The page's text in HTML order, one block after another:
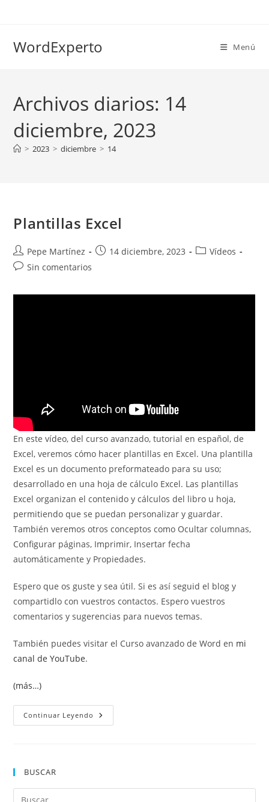
WordExperto Menú
Archivos diarios: 14
diciembre, 2023
> 2023 > diciembre > 14
Plantillas Excel
Autor
de
Pepe Martínez
Publicación
14 diciembre, 2023
Categoría
Vídeos
Comentarios
la
Sin comentarios
En este vídeo, del curso avanzado, tutorial en español, de
Excel, veremos cómo hacer plantillas en Excel. Una plantilla
Excel es un documento preformateado para su uso;
desarrollado en una hoja de cálculo Excel. Las plantillas
Excel organizan el contenido y cálculos del libro u hoja,
permitiendo que se puedan personalizar y guardar.
También veremos otros conceptos como Ocultar columnas,
Configurar páginas, Imprimir, Insertar fecha
automáticamente y Propiedades.
Espero que os guste y sea útil. Si es así seguid el blog y
compartidlo con vuestros contactos. Espero vuestros
comentarios y sugerencias para nuevos temas.
También puedes visitar el Curso avanzado de Word en mi
canal de YouTube.
(más…)
Continuar Leyendo Plantillas
Excel
BUSCAR